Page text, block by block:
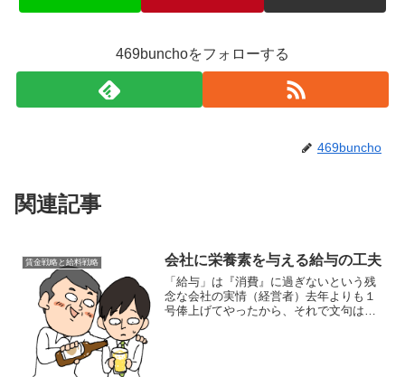
469bunchoをフォローする
469buncho
関連記事
賃金戦略と給料戦略 会社に栄養素を与える給与の工夫
「給与」は『消費』に過ぎないという残
念な会社の実情（経営者）去年よりも１
号俸上げてやったから、それで文句はな